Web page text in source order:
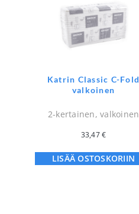
Katrin Classic C-Fold
valkoinen
2-kertainen, valkoinen
33,47€
LISÄÄ OSTOSKORIIN